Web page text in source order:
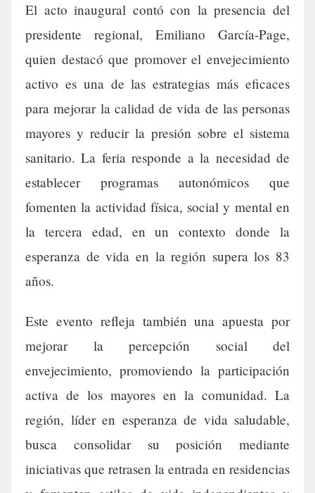
El acto inaugural contó con la presencia del
presidente regional, Emiliano García-Page,
quien destacó que promover el envejecimiento
activo es una de las estrategias más eficaces
para mejorar la calidad de vida de las personas
mayores y reducir la presión sobre el sistema
sanitario. La feria responde a la necesidad de
establecer programas autonómicos que
fomenten la actividad física, social y mental en
la tercera edad, en un contexto donde la
esperanza de vida en la región supera los 83
años.
Este evento refleja también una apuesta por
mejorar la percepción social del
envejecimiento, promoviendo la participación
activa de los mayores en la comunidad. La
región, líder en esperanza de vida saludable,
busca consolidar su posición mediante
iniciativas que retrasen la entrada en residencias